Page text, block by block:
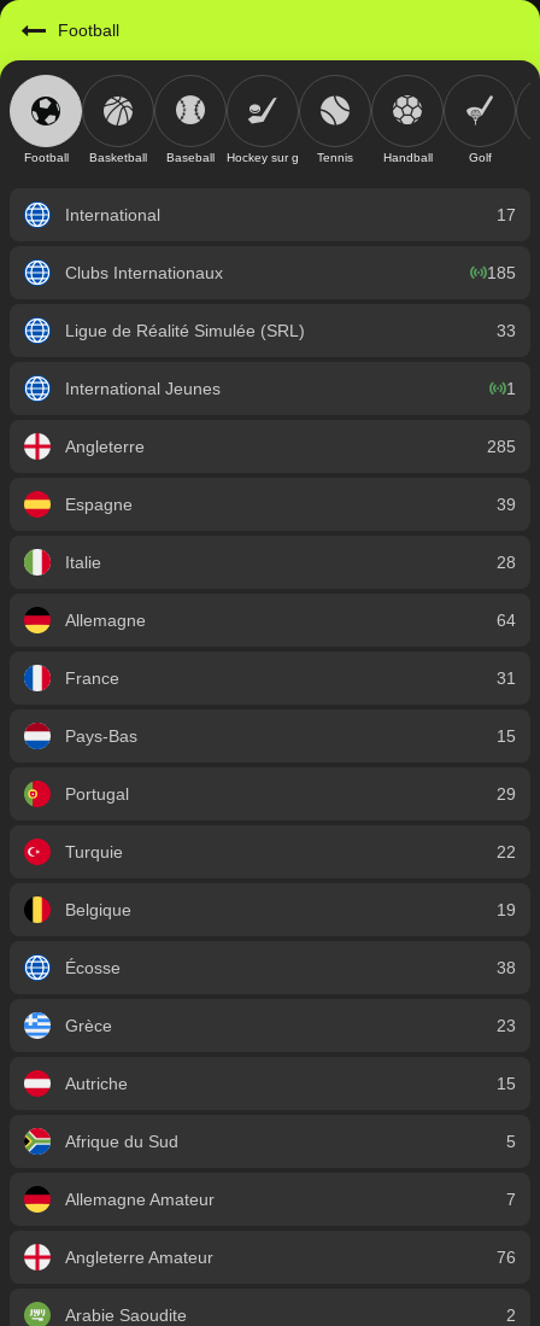
Football
Football Basketball Baseball Hockey sur glaceTennis Handball Golf
International 17
Clubs Internationaux 185
Ligue de Réalité Simulée (SRL) 33
International Jeunes 1
Angleterre 285
Espagne 39
Italie 28
Allemagne 64
France 31
Pays-Bas 15
Portugal 29
Turquie 22
Belgique 19
Écosse 38
Grèce 23
Autriche 15
Afrique du Sud 5
Allemagne Amateur 7
Angleterre Amateur 76
Arabie Saoudite 2
https://mobile.geniusbet.com.gn/sport/detail/football?id=1